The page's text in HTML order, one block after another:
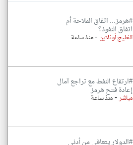
#هرمز... اتفاق الملاحة أم
اتفاق النفوذ؟
الخليج أونلاين -منذ ساعة
#ارتفاع النفط مع تراجع آمال
إعادة فتح هرمز
مباشر-منذ ساعة
#الدولار يتعافى من أدنى